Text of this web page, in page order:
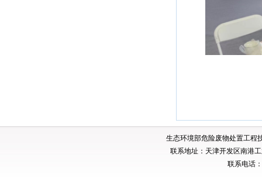
生态环境部危险废物处置工
联系地址：天津开发区南港
联系电话